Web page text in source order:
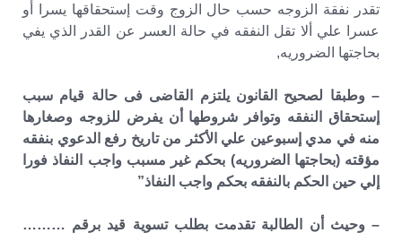
تقدر نفقة الزوجه حسب حال الزوج وقت إستحقاقها يسرا أو
عسرا علي ألا تقل النفقه في حالة العسر عن القدر الذي يفي
بحاجتها الضروريه,
– وطبقا لصحيح القانون يلتزم القاضى فى حالة قيام سبب
إستحقاق النفقه وتوافر شروطها أن يفرض للزوجه وصغارها
منه في مدي إسبوعين علي الأكثر من تاريخ رفع الدعوي بنفقه
مؤقته (بحاجتها الضروريه) بحكم غير مسبب واجب النفاذ فورا
إلي حين الحكم بالنفقه بحكم واجب النفاذ”
– وحيث أن الطالبة تقدمت بطلب تسوية قيد برقم ………